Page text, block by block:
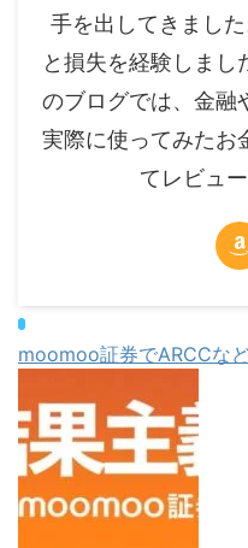
手を出してきまし
と損失を経験しまし
のブログでは、金融
実際に使ってみたお
てレビュ
moomoo証券でARCCな